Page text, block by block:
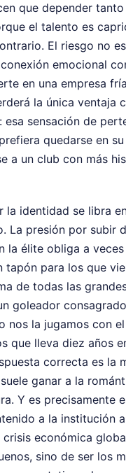
que depender
el talento es
El riesgo no
emocional
en una empresa
la única ventaja
esa sensación de
quedarse en
a un club con más
la identidad se libra
La presión por subir
la élite obliga a
tapón para los que
de todas las
goleador
nos la jugamos con
que lleva diez años
correcta es la
ganar a la
Y es precisamente
a la institución
crisis económica
sino de ser los